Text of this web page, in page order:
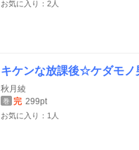
お気に入り：2人
キケンな放課後☆ケダモノ
秋月綾
巻 完 299pt
お気に入り：1人